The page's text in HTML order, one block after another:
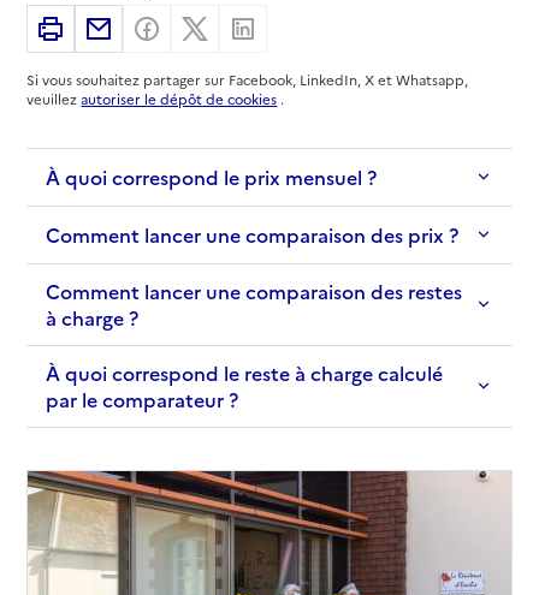
ImprimerPartager par email
Partager sur Facebook
Partager sur X
Si vous souhaitez partager sur Facebook, LinkedIn, X et Whatsapp,
veuillezautoriser le dépôt de cookies .
À quoi correspond le prix mensuel ?
Comment lancer une comparaison des prix ?
Comment lancer une comparaison des restes
à charge ?
À quoi correspond le reste à charge calculé
par le comparateur ?